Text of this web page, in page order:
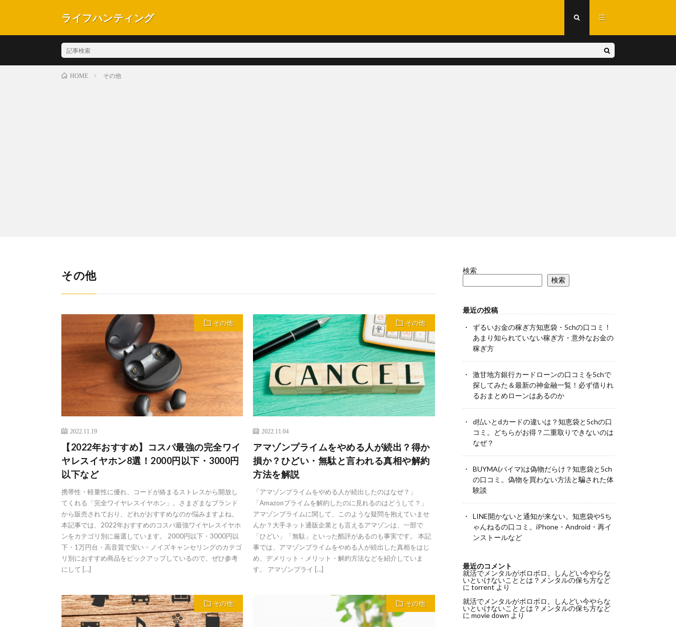
ライフハンティング
HOME その他
その他
その他
2022.11.19
【2022年おすすめ】コスパ最強の完全ワイ
ヤレスイヤホン8選！2000円以下・3000円
以下など
携帯性・軽量性に優れ、コードが絡まるストレスから開放し
てくれる「完全ワイヤレスイヤホン」。さまざまなブランド
から販売されており、どれがおすすめなのか悩みますよね。
本記事では、2022年おすすめのコスパ最強ワイヤレスイヤホ
ンをカテゴリ別に厳選しています。 2000円以下・3000円以
下・1万円台・高音質で安い・ノイズキャンセリングのカテゴ
リ別におすすめ商品をピックアップしているので、ぜひ参考
にして […]
その他
2022.11.04
アマゾンプライムをやめる人が続出？得か
損か？ひどい・無駄と言われる真相や解約
方法を解説
「アマゾンプライムをやめる人が続出したのはなぜ？」
「Amazonプライムを解約したのに見れるのはどうして？」
アマゾンプライムに関して、このような疑問を抱えていませ
んか？大手ネット通販企業とも言えるアマゾンは、一部で
「ひどい」「無駄」といった酷評があるのも事実です。 本記
事では、アマゾンプライムをやめる人が続出した真相をはじ
め、デメリット・メリット・解約方法などを紹介していま
す。 アマゾンプライ […]
その他 その他
検索
検索
最近の投稿
ずるいお金の稼ぎ方知恵袋・5chの口コミ！
あまり知られていない稼ぎ方・意外なお金の
稼ぎ方
激甘地方銀行カードローンの口コミを5chで
探してみた＆最新の神金融一覧！必ず借りれ
るおまとめローンはあるのか
d払いとdカードの違いは？知恵袋と5chの口
コミ。どちらがお得？二重取りできないのは
なぜ？
BUYMA(バイマ)は偽物だらけ？知恵袋と5ch
の口コミ。偽物を買わない方法と騙された体
験談
LINE開かないと通知が来ない。知恵袋や5ち
ゃんねるの口コミ。iPhone・Android・再イ
ンストールなど
最近のコメント
就活でメンタルがボロボロ。しんどい今やらな
いといけないこととは？メンタルの保ち方など
に torrentより
就活でメンタルがボロボロ。しんどい今やらな
いといけないこととは？メンタルの保ち方など
に movie down より